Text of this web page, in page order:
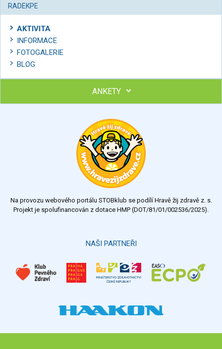
RADEKPE
AKTIVITA
INFORMACE
FOTOGALERIE
BLOG
ANKETY
Výsledky Všechny ankety
Na provozu webového portálu STOBklub se podílí Hravě žij zdravě z. s.
Projekt je spolufinancován z dotace HMP (DOT/81/01/002536/2025).
NAŠI PARTNEŘI